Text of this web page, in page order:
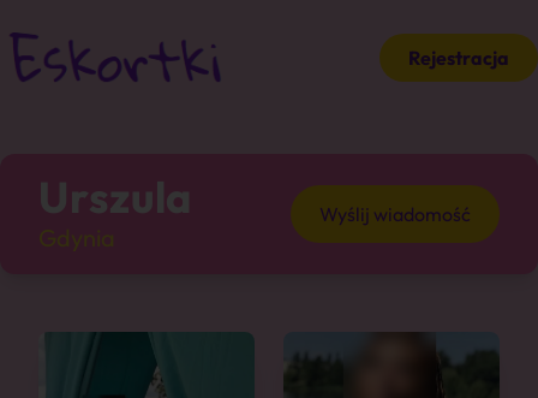
Rejestracja
Urszula Wyślij wiadomość